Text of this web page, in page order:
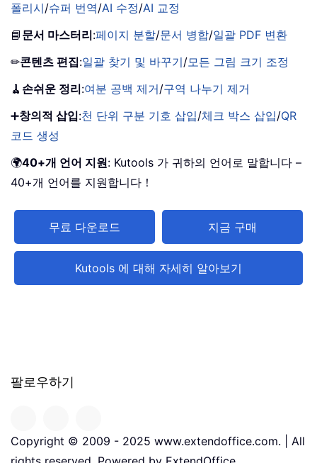
폴리시/슈퍼 번역/AI 수정/AI 교정
📘 문서 마스터리:페이지 분할/문서 병합/일괄 PDF 변환
✏콘텐츠 편집:일괄 찾기 및 바꾸기/모든 그림 크기 조정
🧹 손쉬운 정리:여분 공백 제거/구역 나누기 제거
➕창의적 삽입:천 단위 구분 기호 삽입/체크 박스 삽입/QR
코드 생성
🌍40+개 언어 지원: Kutools 가 귀하의 언어로 말합니다 –
40+개 언어를 지원합니다！
무료 다운로드 지금 구매
Kutools 에 대해 자세히 알아보기
팔로우하기
Copyright © 2009 - 2025 www.extendoffice.com. | All